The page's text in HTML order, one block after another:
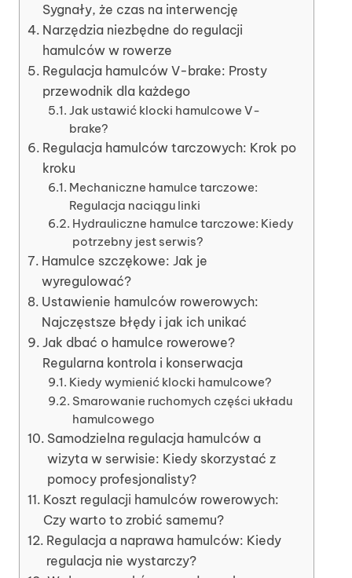
Sygnały, że czas na interwencję
Narzędzia niezbędne do regulacji
hamulców w rowerze
Regulacja hamulców V-brake: Prosty
przewodnik dla każdego
Jak ustawić klocki hamulcowe V-
brake?
Regulacja hamulców tarczowych: Krok po
kroku
Mechaniczne hamulce tarczowe:
Regulacja naciągu linki
Hydrauliczne hamulce tarczowe: Kiedy
potrzebny jest serwis?
Hamulce szczękowe: Jak je
wyregulować?
Ustawienie hamulców rowerowych:
Najczęstsze błędy i jak ich unikać
Jak dbać o hamulce rowerowe?
Regularna kontrola i konserwacja
Kiedy wymienić klocki hamulcowe?
Smarowanie ruchomych części układu
hamulcowego
Samodzielna regulacja hamulców a
wizyta w serwisie: Kiedy skorzystać z
pomocy profesjonalisty?
Koszt regulacji hamulców rowerowych:
Czy warto to zrobić samemu?
Regulacja a naprawa hamulców: Kiedy
regulacja nie wystarczy?